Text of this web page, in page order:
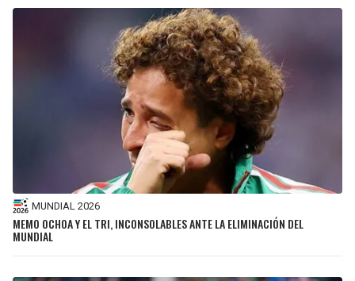
MUNDIAL 2026
MEMO OCHOA Y EL TRI, INCONSOLABLES ANTE LA ELIMINACIÓN DEL
MUNDIAL